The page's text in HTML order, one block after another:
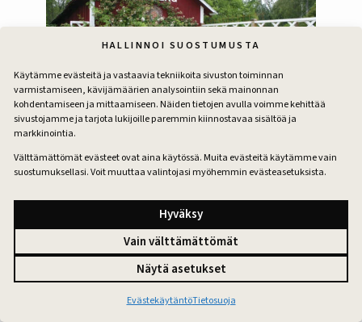
HALLINNOI SUOSTUMUSTA
Käytämme evästeitä ja vastaavia tekniikoita sivuston toiminnan
varmistamiseen, kävijämäärien analysointiin sekä mainonnan
kohdentamiseen ja mittaamiseen. Näiden tietojen avulla voimme kehittää
sivustojamme ja tarjota lukijoille paremmin kiinnostavaa sisältöä ja
markkinointia.
Välttämättömät evästeet ovat aina käytössä. Muita evästeitä käytämme vain
suostumuksellasi. Voit muuttaa valintojasi myöhemmin evästeasetuksista.
Hyväksy
Vain välttämättömät
Näytä asetukset
EvästekäytäntöTietosuoja
Työparatiisi antaa virtaa
lopputuloksiksi. Hehtaarin tontilla riittää uuden
suunnittelua ja rakentamista vielä vuosiksi.
PIHATARINAT